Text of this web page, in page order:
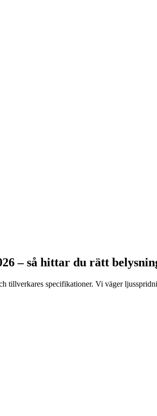
– så hittar du rätt
tillverkares specifikationer. Vi väger